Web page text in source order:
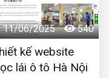
11/06/2025 540
kế website
lái ô tô Hà Nội